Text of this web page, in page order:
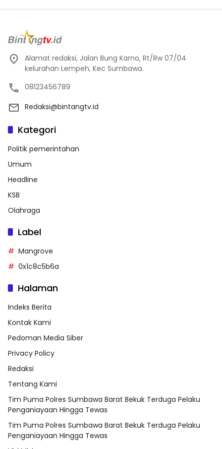
Alamat redaksi, Jalan Bung Karno, Rt/Rw 07/04
kelurahan Lempeh, Kec Sumbawa.
08123456789
Redaksi@bintangtv.id
Kategori
Politik pemerintahan
Umum
Headline
KSB
Olahraga
Label
Mangrove
0x1c8c5b6a
Halaman
Indeks Berita
Kontak Kami
Pedoman Media Siber
Privacy Policy
Redaksi
Tentang Kami
Tim Puma Polres Sumbawa Barat Bekuk Terduga Pelaku
Penganiayaan Hingga Tewas
Tim Puma Polres Sumbawa Barat Bekuk Terduga Pelaku
Penganiayaan Hingga Tewas